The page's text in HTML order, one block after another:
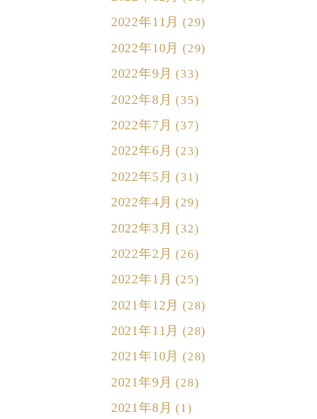
2022年11月 (29)
2022年10月 (29)
2022年9月 (33)
2022年8月 (35)
2022年7月 (37)
2022年6月 (23)
2022年5月 (31)
2022年4月 (29)
2022年3月 (32)
2022年2月 (26)
2022年1月 (25)
2021年12月 (28)
2021年11月 (28)
2021年10月 (28)
2021年9月 (28)
2021年8月 (1)